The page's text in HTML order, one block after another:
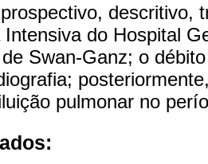
descritivo,
Intensiva do Hospital
Swan-Ganz; o
pulmonar no